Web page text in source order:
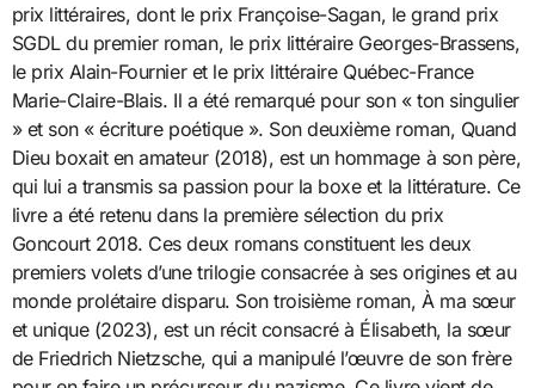
prix littéraires, dont le prix Françoise-Sagan, le grand prix
SGDL du premier roman, le prix littéraire Georges-Brassens,
le prix Alain-Fournier et le prix littéraire Québec-France
Marie-Claire-Blais. Il a été remarqué pour son « ton singulier
» et son « écriture poétique ». Son deuxième roman, Quand
Dieu boxait en amateur (2018), est un hommage à son père,
qui lui a transmis sa passion pour la boxe et la littérature. Ce
livre a été retenu dans la première sélection du prix
Goncourt 2018. Ces deux romans constituent les deux
premiers volets d’une trilogie consacrée à ses origines et au
monde prolétaire disparu. Son troisième roman, À ma sœur
et unique (2023), est un récit consacré à Élisabeth, la sœur
de Friedrich Nietzsche, qui a manipulé l’œuvre de son frère